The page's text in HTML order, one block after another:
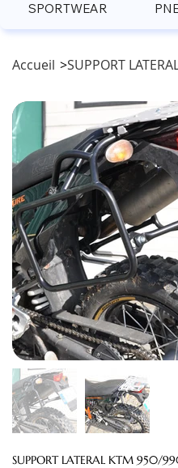
Accueil >SUPPORT
SUPPORT LATERAL KTM 950/
SPORTWEAR